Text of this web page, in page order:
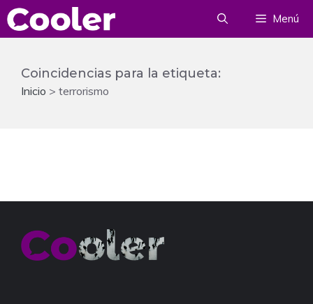
Saltar
al
Menú
Coincidencias para la etiqueta:
Inicio > terrorismo